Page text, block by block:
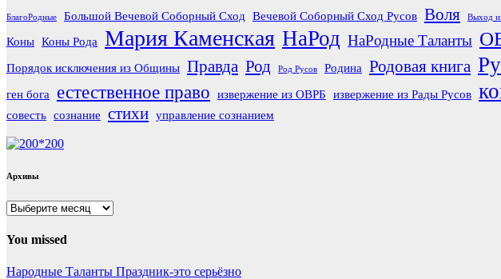
БлагоРодные Большой Вечевой Соборный Сход Вечевой Соборный Сход Русов Воля Выход
Коны Коны Рода Мария Каменская НаРод НаРодные Таланты
Порядок исключения из Общины Правда Род Род Русов Родина Родовая книга
ген бога естественное право извержение из ОВРБ извержение из Рады Русов
совесть сознание стихи управление сознанием
Архивы
Архивы
You missed
Народные Таланты Праздник-это серьёзно